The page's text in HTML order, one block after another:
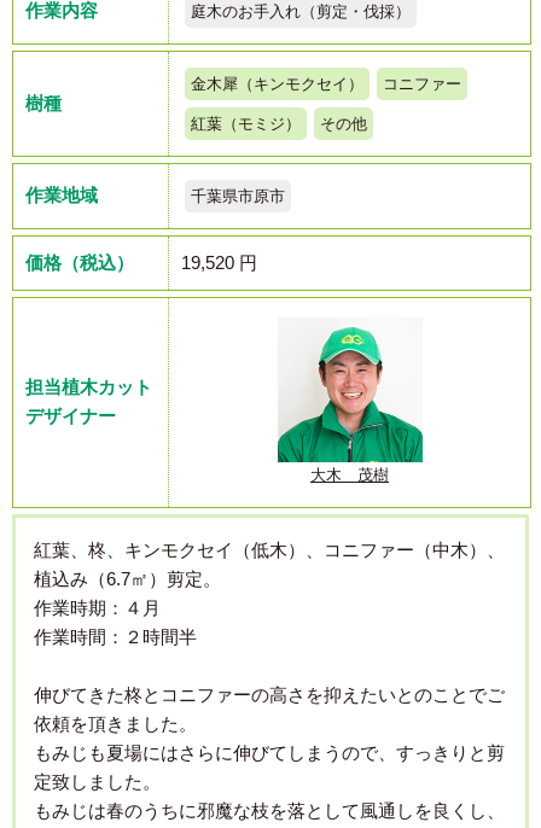
作業内容 庭木のお手入れ（剪定・伐採）
樹種
金木犀（キンモクセイ） コニファー
紅葉（モミジ） その他
作業地域 千葉県市原市
価格（税込） 19,520 円
担当植木カット
デザイナー
大木 茂樹
紅葉、柊、キンモクセイ（低木）、コニファー（中木）、
植込み（6.7㎡）剪定。
作業時期：４月
作業時間：２時間半
伸びてきた柊とコニファーの高さを抑えたいとのことでご
依頼を頂きました。
もみじも夏場にはさらに伸びてしまうので、すっきりと剪
定致しました。
もみじは春のうちに邪魔な枝を落として風通しを良くし、